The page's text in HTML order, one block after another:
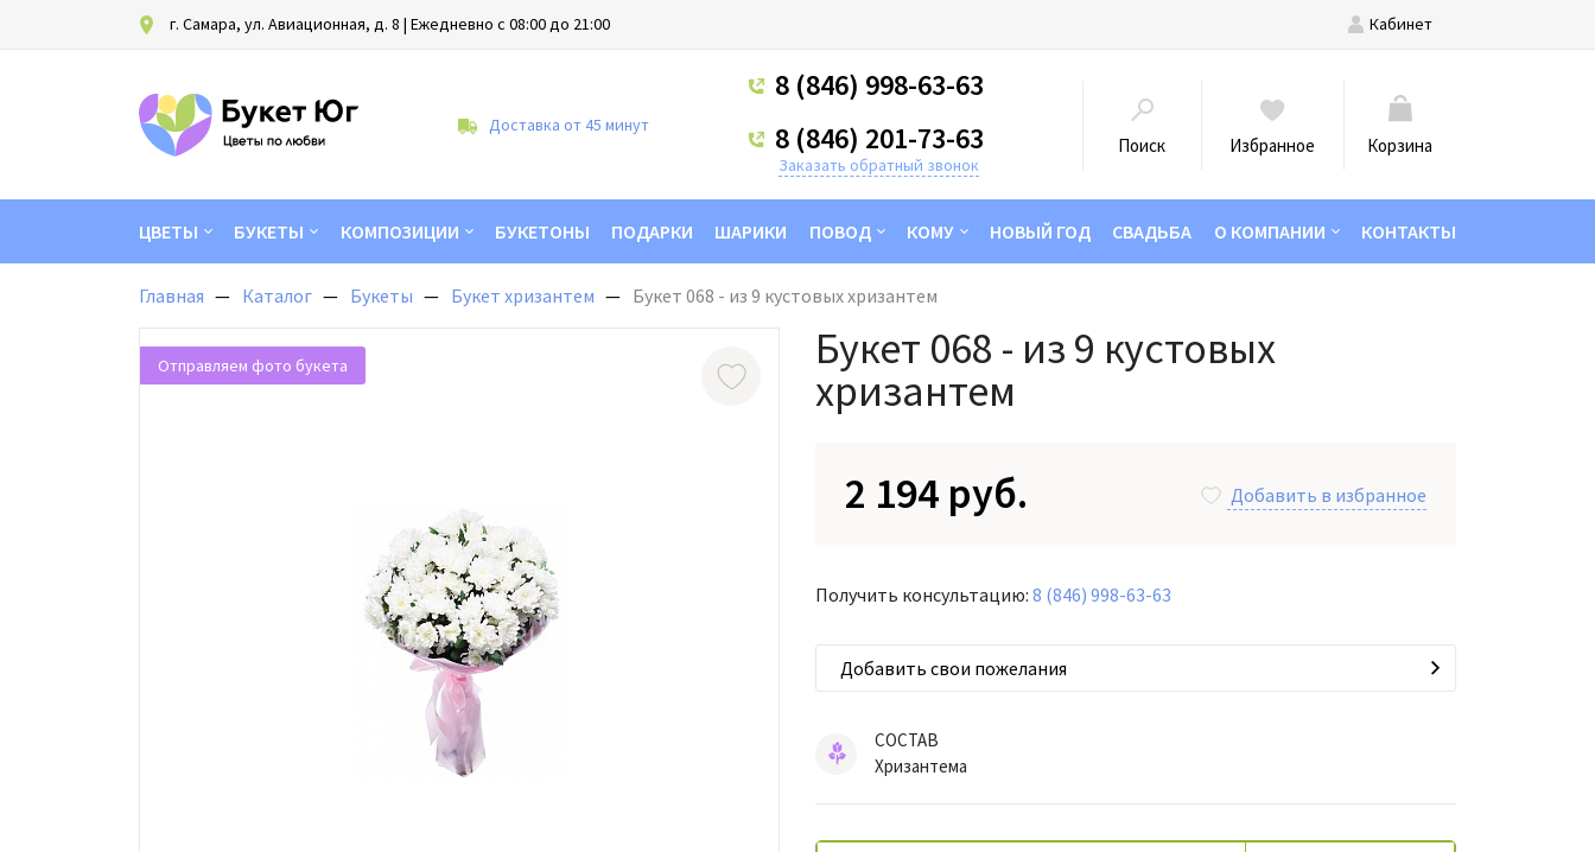
г. Самара, ул. Авиационная, д. 8 | Ежедневно с 08:00 до 21:00 Кабинет
Доставка от 45 минут
8 (846) 998-63-63
8 (846) 201-73-63
Заказать обратный звонок
Поиск Избранное Корзина
ЦВЕТЫ БУКЕТЫ КОМПОЗИЦИИ БУКЕТОНЫ ПОДАРКИ ШАРИКИ ПОВОД КОМУ НОВЫЙ ГОД СВАДЬБА О КОМПАНИИ КОНТАКТЫ
Главная Каталог Букеты Букет хризантем Букет 068 - из 9 кустовых хризантем
Отправляем фото букета
Букет 068 - из 9 кустовых
хризантем
2 194 руб.
Добавить в избранное
Получить консультацию: 8 (846) 998-63-63
Добавить свои пожелания
СОСТАВ
Хризантема